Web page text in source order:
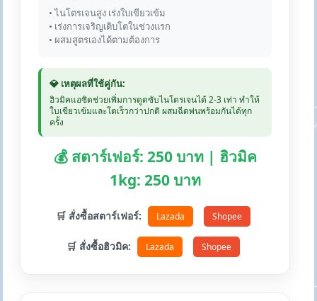
• ไนโตรเจนสูง เร่งใบเขียวเข้ม
• เร่งการเจริญเติบโตในช่วงแรก
• ผสมสูตรเองได้ตามต้องการ
💎 เหตุผลที่ใช้คู่กัน:
ฮิวมิคแอซิดช่วยเพิ่มการดูดซับไนโตรเจนได้ 2-3 เท่า ทำให้
ใบเขียวเข้มและโตเร็วกว่าปกติ ผสมฉีดพ่นพร้อมกันได้ทุก
ครั้ง
💰 สตาร์เฟอร์: 250 บาท | ฮิวมิค
1kg: 250 บาท
🛒 สั่งซื้อสตาร์เฟอร์: Lazada Shopee
🛒 สั่งซื้อฮิวมิค: Lazada Shopee